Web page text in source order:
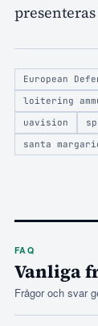
European
loitering
uavision
santa
FAQ
Vanliga
Frågor och svar